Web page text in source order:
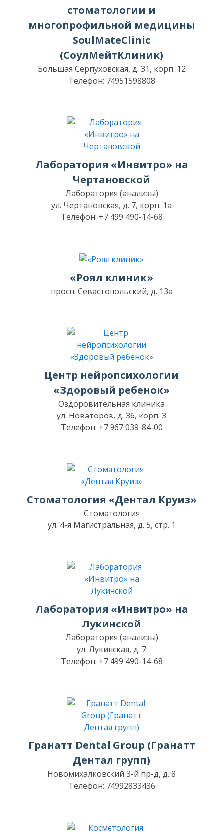
стоматологии и
многопрофильной медицины
SoulMateClinic
(СоулМейтКлиник)
Большая Серпуховская, д. 31, корп. 12
Телефон: 74951598808
Лаборатория «Инвитро» на
Чертановской
Лаборатория (анализы)
ул. Чертановская, д. 7, корп. 1а
Телефон: +7 499 490-14-68
«Роял клиник»
просп. Севастопольский, д. 13а
Центр нейропсихологии
«Здоровый ребенок»
Оздоровительная клиника
ул. Новаторов, д. 36, корп. 3
Телефон: +7 967 039-84-00
Стоматология «Дентал Круиз»
Стоматология
ул. 4-я Магистральная, д. 5, стр. 1
Лаборатория «Инвитро» на
Лукинской
Лаборатория (анализы)
ул. Лукинская, д. 7
Телефон: +7 499 490-14-68
Гранатт Dental Group (Гранатт
Дентал групп)
Новомихалковский 3-й пр-д, д. 8
Телефон: 74992833436